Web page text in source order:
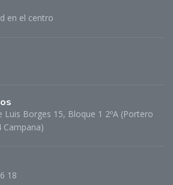
en el centro
Luis Borges 15, Bloque 1 2ºA (Portero
18